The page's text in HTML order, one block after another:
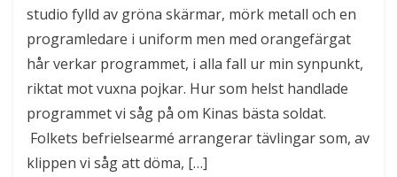
studio fylld av gröna skärmar, mörk metall och en
programledare i uniform men med orangefärgat
hår verkar programmet, i alla fall ur min synpunkt,
riktat mot vuxna pojkar. Hur som helst handlade
programmet vi såg på om Kinas bästa soldat.
Folkets befrielsearmé arrangerar tävlingar som, av
klippen vi såg att döma, […]